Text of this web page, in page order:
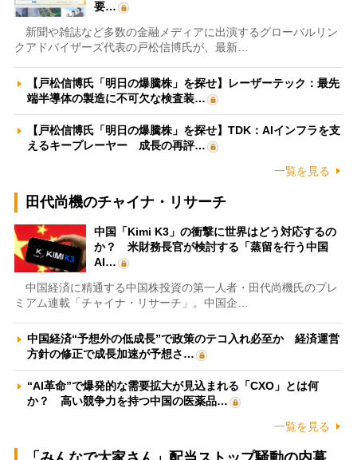
要…
新聞や雑誌など多数の金融メディアに出演するグローバルリン
クアドバイザーズ代表の戸松信博氏が、最新…
【戸松信博氏「明日の爆騰株」を探せ】レーザーテック：最先
端半導体の製造に不可欠な検査装…
【戸松信博氏「明日の爆騰株」を探せ】TDK：AIインフラを支
えるキープレーヤー 成長の再評…
一覧を見る
田代尚機のチャイナ・リサーチ
中国「Kimi K3」の衝撃に世界はどう対応するの
か？ 米財務長官が検討する「蒸留を行う中国
AI…
中国経済に精通する中国株投資の第一人者・田代尚機氏のプレ
ミアム連載「チャイナ・リサーチ」。中国企…
中国経済“予想外の低成長”で政策のテコ入れ必至か 経済運営
方針の修正で成長加速が予想さ…
“AI革命”で爆発的な需要拡大が見込まれる「CXO」とは何
か？ 高い競争力を持つ中国の医薬品…
一覧を見る